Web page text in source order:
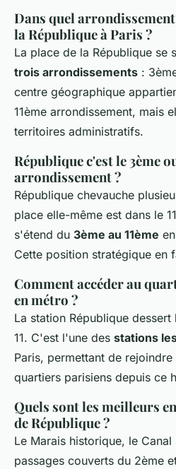
Dans quel
la République à Paris ?
La place de la République se
trois arrondissements :
centre géographique
11ème arrondissement, mais
territoires administratifs.
République c'est le 3ème
arrondissement ?
République chevauche
place elle-même est dans le
s'étend du 3ème au 11ème
Cette position stratégique en
Comment accéder au
en métro ?
La station République
11. C'est l'une des stations
Paris, permettant de
quartiers parisiens depuis ce
Quels sont les meilleurs
de République ?
Le Marais historique, le
passages couverts du 2ème